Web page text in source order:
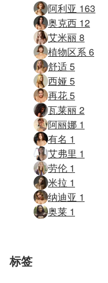
阿利亚 163
奥克西 12
艾米丽 8
植物区系 6
舒适 5
西娅 5
再花 5
瓦莱丽 2
阿丽娜 1
有名 1
艾弗里 1
劳伦 1
米拉 1
纳迪亚 1
奥莱 1
标签